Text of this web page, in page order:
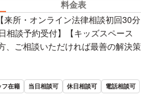
料金表
所・オンライン法律相談初回30分
相談予約受付】【キッズスペース
、ご相談いただければ最善の解決策
フ在籍 当日相談可 休日相談可 電話相談可